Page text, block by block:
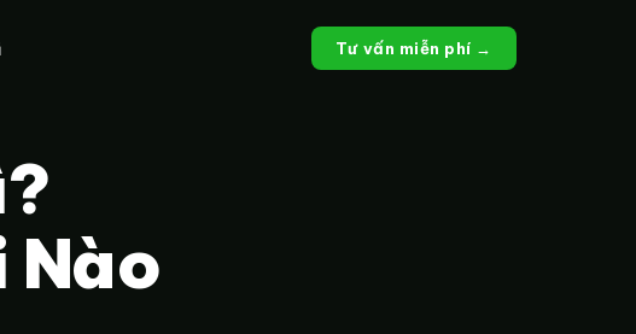
Tư vấn miễn phí →
Nào